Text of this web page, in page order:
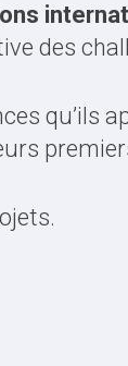
des
qu’ils